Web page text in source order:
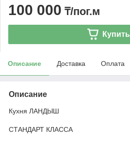
100 000 ₸/пог.м
Купить
Описание Доставка Оплата
Описание
Кухня ЛАНДЫШ
СТАНДАРТ КЛАССА